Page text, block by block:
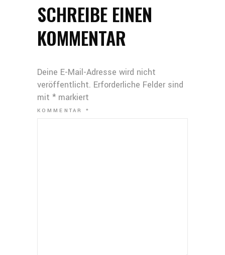
SCHREIBE EINEN
KOMMENTAR
Deine E-Mail-Adresse wird nicht
veröffentlicht. Erforderliche Felder sind
mit * markiert
KOMMENTAR*